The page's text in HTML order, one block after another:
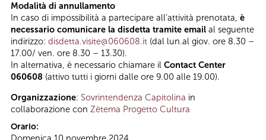
Modalità di annullamento
In caso di impossibilità a partecipare all’attività prenotata, è
necessario comunicare la disdetta tramite email al seguente
indirizzo: disdetta.visite@060608.it (dal lun.al giov. ore 8.30 –
17.00/ ven. ore 8.30 – 13.30).
In alternativa, è necessario chiamare il Contact Center
060608 (attivo tutti i giorni dalle ore 9.00 alle 19.00).
Organizzazione: Sovrintendenza Capitolina in
collaborazione con Zètema Progetto Cultura
Orario: